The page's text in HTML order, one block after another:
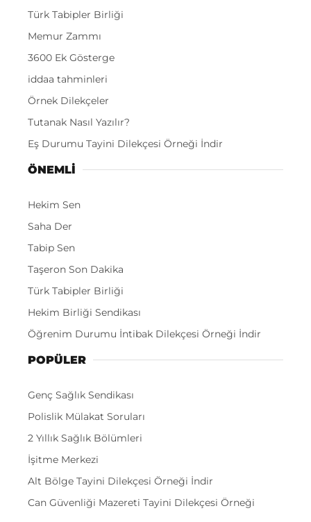
Türk Tabipler Birliği
Memur Zammı
3600 Ek Gösterge
iddaa tahminleri
Örnek Dilekçeler
Tutanak Nasıl Yazılır?
Eş Durumu Tayini Dilekçesi Örneği İndir
ÖNEMLI
Hekim Sen
Saha Der
Tabip Sen
Taşeron Son Dakika
Türk Tabipler Birliği
Hekim Birliği Sendikası
Öğrenim Durumu İntibak Dilekçesi Örneği İndir
POPÜLER
Genç Sağlık Sendikası
Polislik Mülakat Soruları
2 Yıllık Sağlık Bölümleri
İşitme Merkezi
Alt Bölge Tayini Dilekçesi Örneği İndir
Can Güvenliği Mazereti Tayini Dilekçesi Örneği